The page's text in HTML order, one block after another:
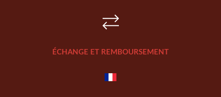
ÉCHANGE ET REMBOURSEMENT